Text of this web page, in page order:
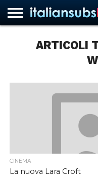
ARTICOLI
CINEMA
La nuova Lara Croft